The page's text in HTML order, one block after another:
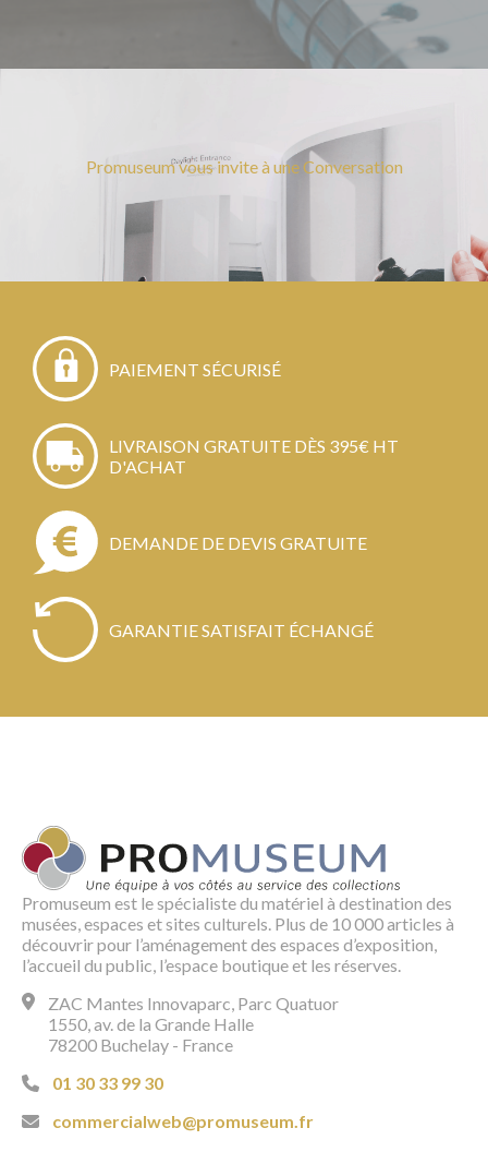
Promuseum vous invite à une Conversation
PAIEMENT SÉCURISÉ
LIVRAISON GRATUITE DÈS 395€ HT
D'ACHAT
DEMANDE DE DEVIS GRATUITE
GARANTIE SATISFAIT ÉCHANGÉ
Promuseum est le spécialiste du matériel à destination des
musées, espaces et sites culturels. Plus de 10 000 articles à
découvrir pour l’aménagement des espaces d’exposition,
l’accueil du public, l’espace boutique et les réserves.
ZAC Mantes Innovaparc, Parc Quatuor
1550, av. de la Grande Halle
78200 Buchelay - France
01 30 33 99 30
commercialweb@promuseum.fr